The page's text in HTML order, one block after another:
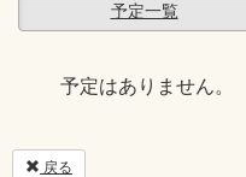
予定一覧
予定はありません。
戻る